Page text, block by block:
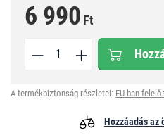
6 990 Ft
A termékbiztonság részletei: EU-ban
Hozzáadás az